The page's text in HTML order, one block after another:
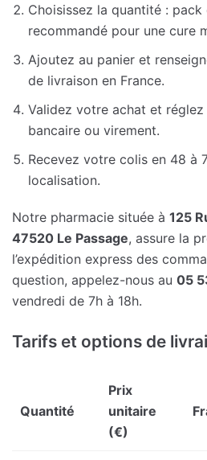
Choisissez la quantité :
recommandé pour une cure
Ajoutez au panier et
de livraison en France.
Validez votre achat et
bancaire ou virement.
Recevez votre colis en 48 à
localisation.
Notre pharmacie située à 125
47520 Le Passage, assure la
l’expédition express des
question, appelez-nous au 05
vendredi de 7h à 18h.
Tarifs et options de
Quantité
Prix
unitaire
(€)